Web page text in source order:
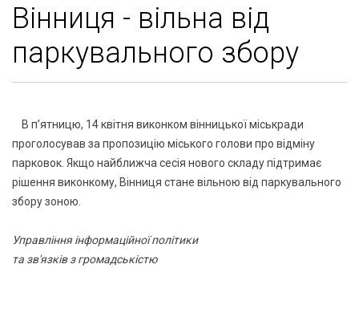
Вінниця - вільна від
паркувального збору
В п’ятницю, 14 квітня виконком вінницької міськради
проголосував за пропозицію міського голови про відміну
парковок. Якщо найближча сесія нового складу підтримає
рішення виконкому, Вінниця стане вільною від паркувального
збору зоною.
Управління інформаційної політики
та зв'язків з громадськістю